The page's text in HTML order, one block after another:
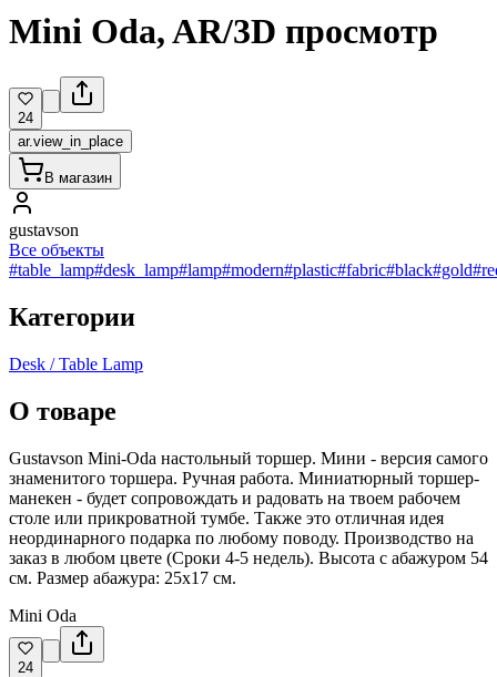
Mini Oda, AR/3D просмотр
24
ar.view_in_place
В магазин
gustavson
Все объекты
#table_lamp#desk_lamp#lamp#modern#plastic#fabric#black#gold
Категории
Desk / Table Lamp
О товаре
Gustavson Mini-Oda настольный торшер. Мини - версия самого
знаменитого торшера. Ручная работа. Миниатюрный торшер-
манекен - будет сопровождать и радовать на твоем рабочем
столе или прикроватной тумбе. Также это отличная идея
неординарного подарка по любому поводу. Производство на
заказ в любом цвете (Сроки 4-5 недель). Высота с абажуром 54
см. Размер абажура: 25х17 см.
Mini Oda
24